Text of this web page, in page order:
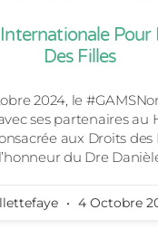
Pour
Des Filles
2024, le
ses partenaires au
aux Droits des
l’honneur du Dre
4 Octobre